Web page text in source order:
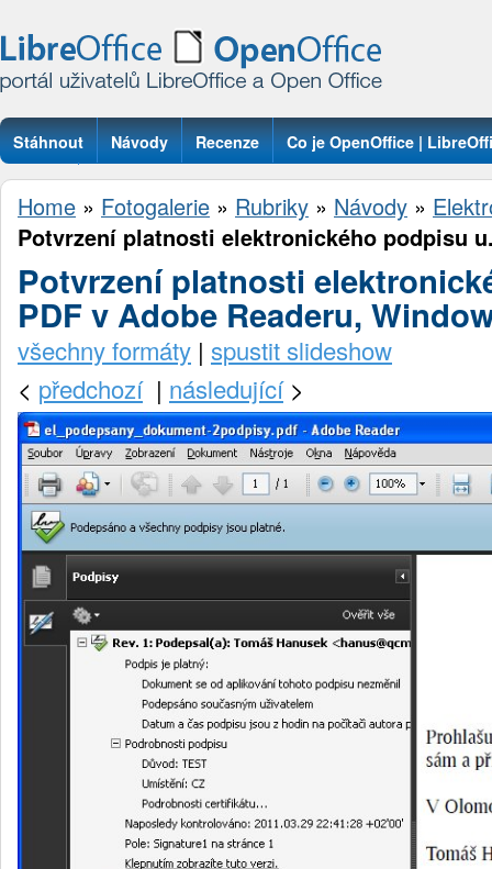
Stáhnout Návody Recenze Co je OpenOffice |
Otázky
Home » Fotogalerie » Rubriky » Návody »
Potvrzení platnosti elektronického podpisu
Potvrzení platnosti
PDF v Adobe Readeru,
všechny formáty | spustit slideshow
< předchozí| následující>